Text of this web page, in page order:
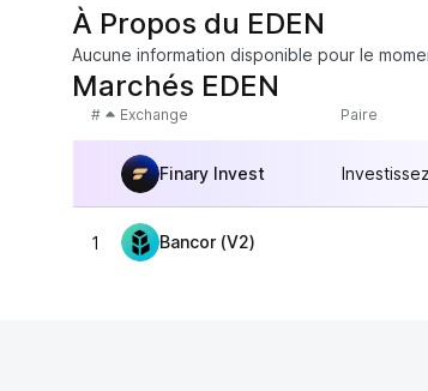
À Propos du EDEN
Aucune information disponible pour le
Marchés EDEN
# Exchange Paire
Finary Invest
1 Bancor (V2)